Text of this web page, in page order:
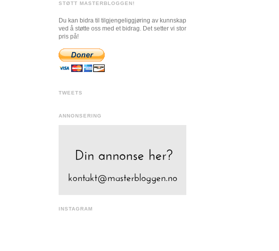
STØTT MASTERBLOGGEN!
Du kan bidra til tilgjengeliggjøring av kunnskap
ved å støtte oss med et bidrag. Det setter vi stor
pris på!
TWEETS
ANNONSERING
INSTAGRAM